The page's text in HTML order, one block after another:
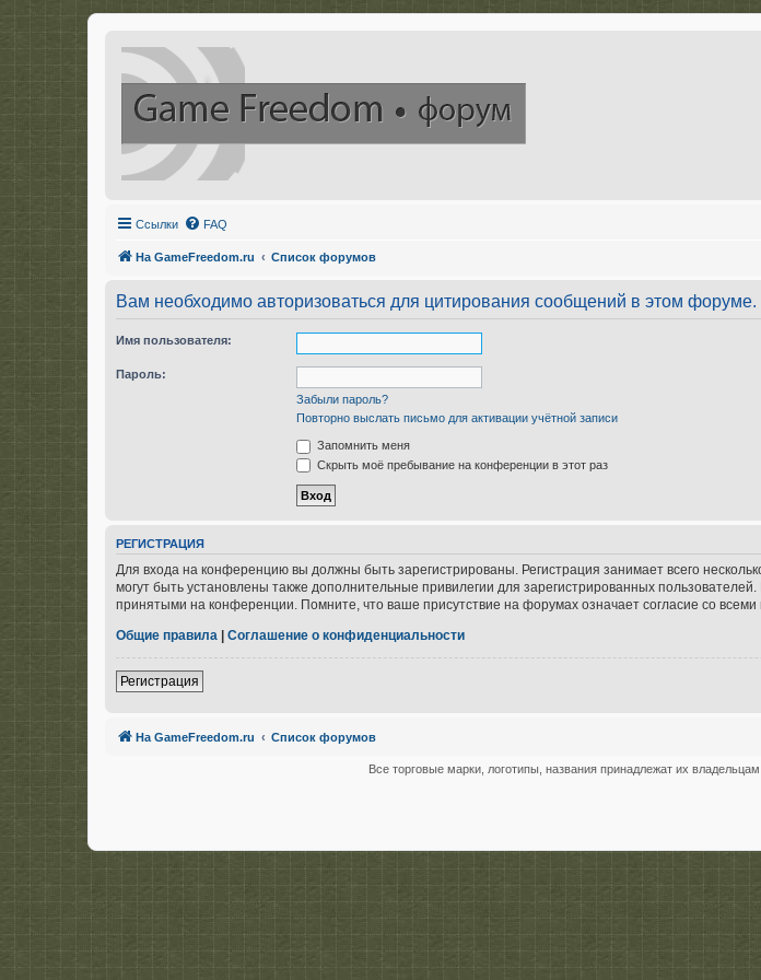
Ссылки FAQ
На GameFreedom.ru Список форумов
Вам необходимо авторизоваться для цитирования сообщений в этом форуме.
Имя пользователя:
Пароль:
Забыли пароль?
Повторно выслать письмо для активации учётной записи
Запомнить меня
Скрыть моё пребывание на конференции в этот раз
РЕГИСТРАЦИЯ
Для входа на конференцию вы должны быть зарегистрированы. Регистрация занимает всего
могут быть установлены также дополнительные привилегии для зарегистрированных
принятыми на конференции. Помните, что ваше присутствие на форумах означает согласие со всеми
Общие правила | Соглашение о конфиденциальности
Регистрация
На GameFreedom.ru Список форумов
Все торговые марки, логотипы, названия принадлежат их